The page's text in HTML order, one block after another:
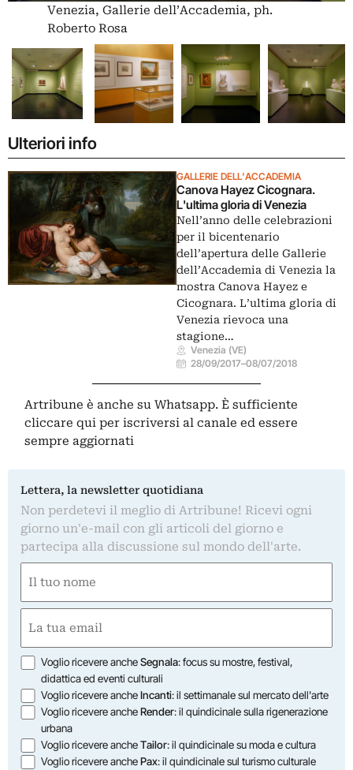
Venezia, Gallerie dell’Accademia, ph.
Roberto Rosa
Ulteriori info
GALLERIE DELL'ACCADEMIA
Canova Hayez Cicognara.
L'ultima gloria di Venezia
Nell’anno delle celebrazioni
per il bicentenario
dell’apertura delle Gallerie
dell’Accademia di Venezia la
mostra Canova Hayez e
Cicognara. L’ultima gloria di
Venezia rievoca una
stagione…
Venezia (VE)
28/09/2017–08/07/2018
Artribune è anche su Whatsapp. È sufficiente
cliccare qui per iscriversi al canale ed essere
sempre aggiornati
Lettera, la newsletter quotidiana
Non perdetevi il meglio di Artribune! Ricevi ogni
giorno un'e-mail con gli articoli del giorno e
partecipa alla discussione sul mondo dell'arte.
(Obbligatorio)
Nome
(Obbligatorio)
Opzioni
Voglio ricevere ancheSegnala: focus su mostre, festival,
didattica ed eventi culturali
Voglio ricevere ancheIncanti: il settimanale sul mercato dell'arte
Voglio ricevere ancheRender: il quindicinale sulla rigenerazione
urbana
Voglio ricevere ancheTailor: il quindicinale su moda e cultura
Voglio ricevere anchePax: il quindicinale sul turismo culturale